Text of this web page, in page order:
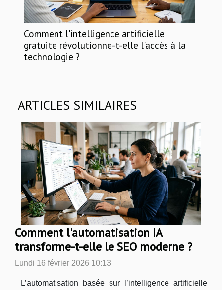
Comment l'intelligence artificielle
gratuite révolutionne-t-elle l'accès à la
technologie ?
ARTICLES SIMILAIRES
Comment l'automatisation IA
transforme-t-elle le SEO moderne ?
Lundi 16 février 2026 10:13
L’automatisation basée sur l’intelligence artificielle